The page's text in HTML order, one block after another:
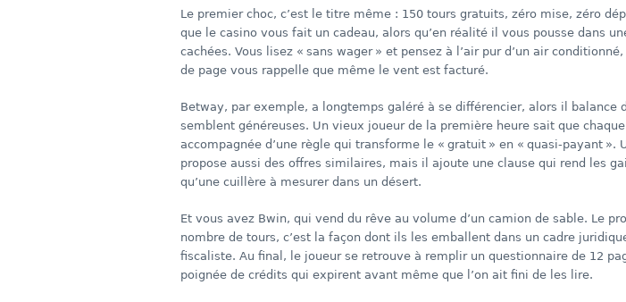
Le premier choc, c’est le titre même : 150 tours gratuits, zéro mise, zéro
que le casino vous fait un cadeau, alors qu’en réalité il vous pousse dans
cachées. Vous lisez « sans wager » et pensez à l’air pur d’un air
de page vous rappelle que même le vent est facturé.
Betway, par exemple, a longtemps galéré à se différencier, alors il balance
semblent généreuses. Un vieux joueur de la première heure sait que
accompagnée d’une règle qui transforme le « gratuit » en « quasi‑payant ».
propose aussi des offres similaires, mais il ajoute une clause qui rend les
qu’une cuillère à mesurer dans un désert.
Et vous avez Bwin, qui vend du rêve au volume d’un camion de sable. Le
nombre de tours, c’est la façon dont ils les emballent dans un cadre
fiscaliste. Au final, le joueur se retrouve à remplir un questionnaire de 12
poignée de crédits qui expirent avant même que l’on ait fini de les lire.